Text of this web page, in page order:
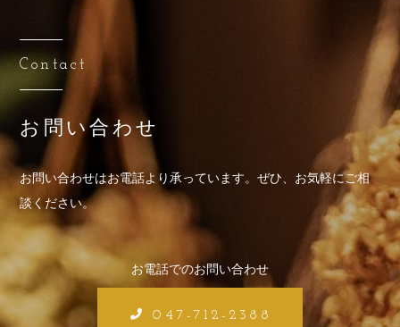
Contact
お問い合わせ
お問い合わせはお電話より承っています。ぜひ、お気軽にご相
談ください。
お電話でのお問い合わせ
047-712-2388